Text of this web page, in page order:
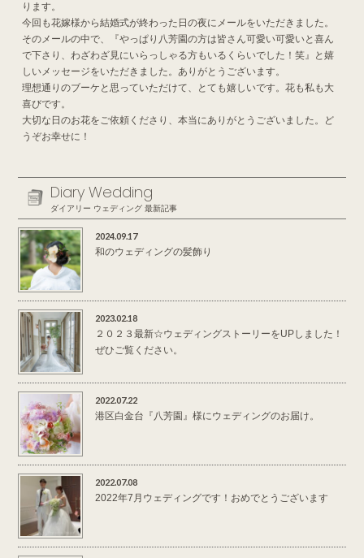
ります。
今回も花嫁様から結婚式が終わった日の夜にメールをいただきました。
そのメールの中で、『やっぱり八芳園の方は皆さん可愛い可愛いと喜ん
で下さり、わざわざ見にいらっしゃる方もいるくらいでした！笑』と嬉
しいメッセージをいただきました。ありがとうございます。
理想通りのブーケと思っていただけて、とても嬉しいです。花も私も大
喜びです。
大切な日のお花をご依頼くださり、本当にありがとうございました。ど
うぞお幸せに！
Diary Wedding
ダイアリー ウェディング 最新記事
2024.09.17
和のウェディングの髪飾り
2023.02.18
２０２３最新☆ウェディングストーリーをUPしました！
ぜひご覧ください。
2022.07.22
港区白金台『八芳園』様にウェディングのお届け。
2022.07.08
2022年7月ウェディングです！おめでとうございます